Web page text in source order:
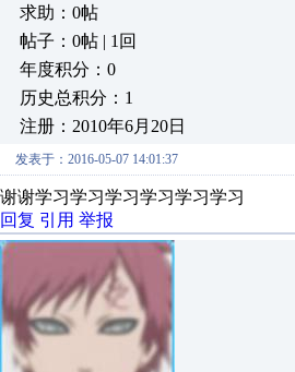
求助：0帖
帖子：0帖 | 1回
年度积分：0
历史总积分：1
注册：2010年6月20日
发表于：2016-05-07 14:01:37
谢谢学习学习学习学习学习学习
回复 引用 举报